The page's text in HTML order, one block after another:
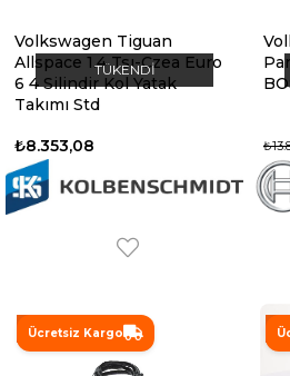
TÜKENDI
Volkswagen Tiguan
Allspace 1.4 Tsı-Czea Euro
6 4 Silindir Kol Yatak
Takımı Std
₺8.353,08
Ücretsiz Kargo
%10